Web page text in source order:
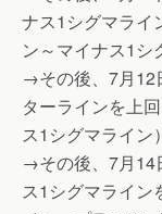
ナス1シグマライ
ン～マイナス1シ
→その後、7月12
ターラインを上
ス1シグマライン）
→その後、7月14
ス1シグマライン